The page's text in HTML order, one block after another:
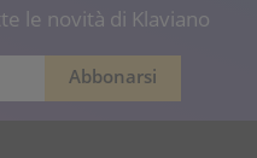
le novità di Klaviano